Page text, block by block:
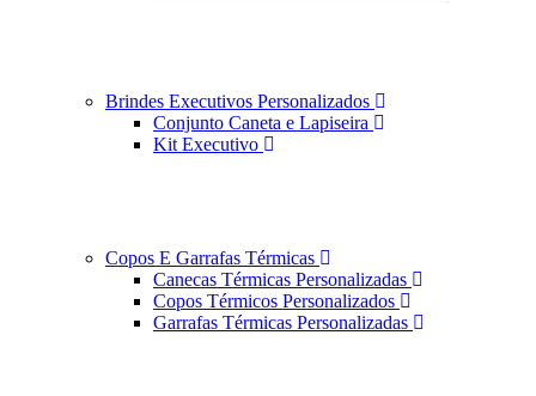
Brindes Executivos Personalizados
Conjunto Caneta e Lapiseira
Kit Executivo
Copos E Garrafas Térmicas
Canecas Térmicas Personalizadas
Copos Térmicos Personalizados
Garrafas Térmicas Personalizadas